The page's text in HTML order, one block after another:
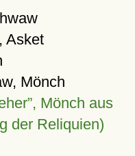
Asket
Mönch
, Mönch aus
der Reliquien)